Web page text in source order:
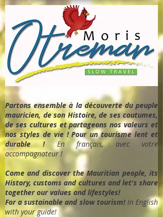
Partons ensemble à la découverte du peuple
mauricien, de son Histoire, de ses coutumes,
de ses cultures et partageons nos valeurs et
nos styles de vie ! Pour un tourisme lent et
durable !En français, avec votre
accompagnateur !
Come and discover the Mauritian people, its
History, customs and cultures and let's share
together our values and lifestyles!
For a sustainable and slow tourism! In English
with your guide!